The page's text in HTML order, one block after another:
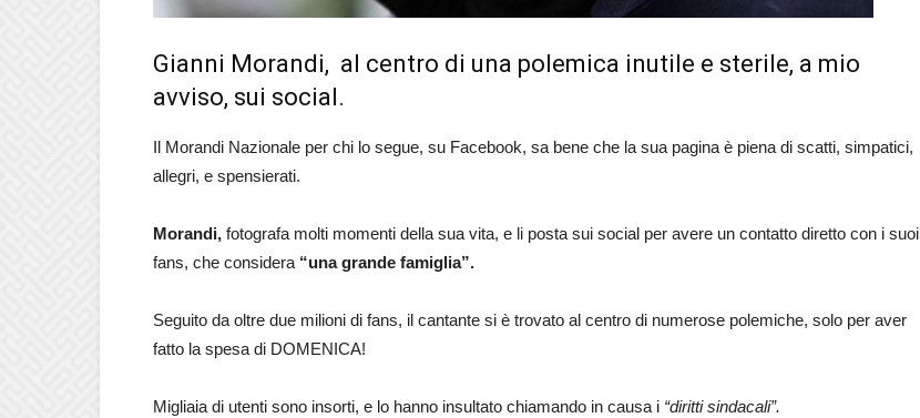
Gianni Morandi, al centro di una polemica inutile e sterile, a mio
avviso, sui social.
Il Morandi Nazionale per chi lo segue, su Facebook, sa bene che la sua pagina è piena di scatti, simpatici,
allegri, e spensierati.
Morandi, fotografa molti momenti della sua vita, e li posta sui social per avere un contatto diretto con i suoi
fans, che considera “una grande famiglia”.
Seguito da oltre due milioni di fans, il cantante si è trovato al centro di numerose polemiche, solo per aver
fatto la spesa di DOMENICA!
Migliaia di utenti sono insorti, e lo hanno insultato chiamando in causa i “diritti sindacali”.